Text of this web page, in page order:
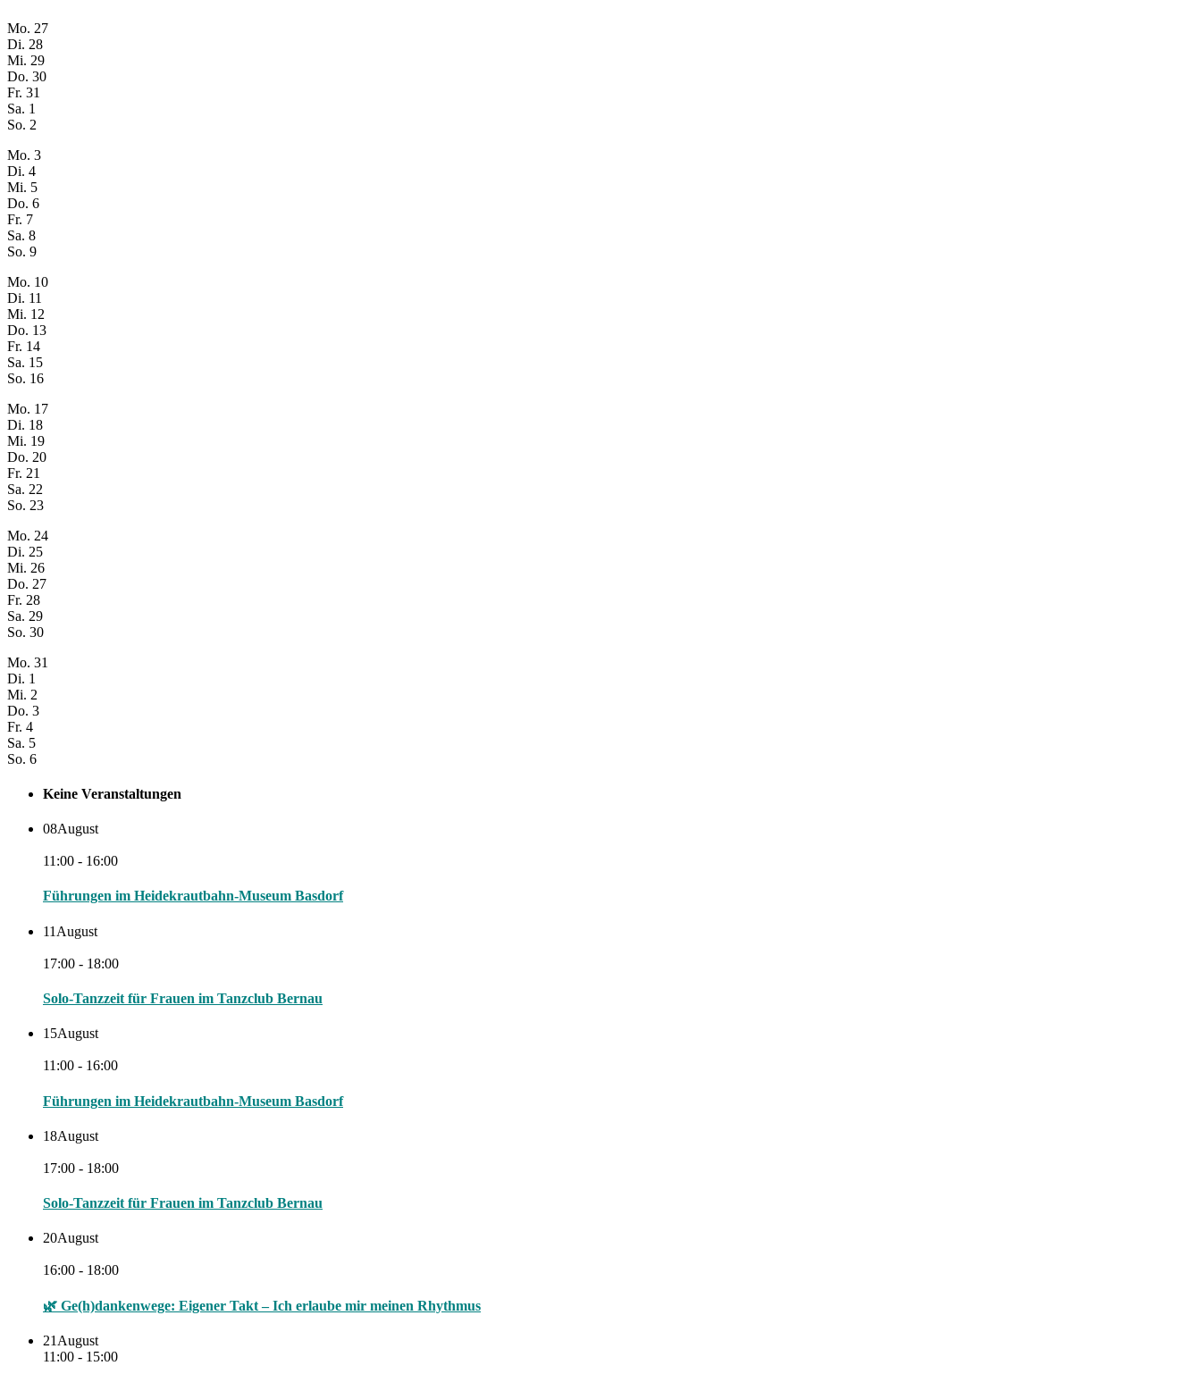
Mo. 27
Di. 28
Mi. 29
Do. 30
Fr. 31
Sa. 1
So. 2
Mo. 3
Di. 4
Mi. 5
Do. 6
Fr. 7
Sa. 8
So. 9
Mo. 10
Di. 11
Mi. 12
Do. 13
Fr. 14
Sa. 15
So. 16
Mo. 17
Di. 18
Mi. 19
Do. 20
Fr. 21
Sa. 22
So. 23
Mo. 24
Di. 25
Mi. 26
Do. 27
Fr. 28
Sa. 29
So. 30
Mo. 31
Di. 1
Mi. 2
Do. 3
Fr. 4
Sa. 5
So. 6
Keine Veranstaltungen
08August
11:00 - 16:00
Führungen im Heidekrautbahn-Museum Basdorf
11 August
17:00 - 18:00
Solo-Tanzzeit für Frauen im Tanzclub Bernau
15August
11:00 - 16:00
Führungen im Heidekrautbahn-Museum Basdorf
18August
17:00 - 18:00
Solo-Tanzzeit für Frauen im Tanzclub Bernau
20August
16:00 - 18:00
🌿 Ge(h)dankenwege: Eigener Takt – Ich erlaube mir meinen Rhythmus
21 August
11:00 - 15:00